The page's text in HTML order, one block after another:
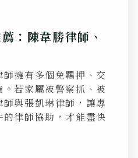
：陳韋勝律師、
擁有多個免羈押、交
若家屬被警察抓、被
與張凱琳律師，讓專
律師協助，才能盡快